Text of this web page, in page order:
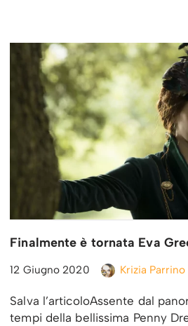
Finalmente è tornata Eva
12 Giugno 2020 Krizia Parrino
Salva l’articoloAssente dal
tempi della bellissima Penny